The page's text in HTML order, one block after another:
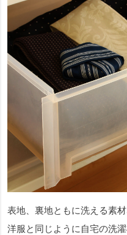
表地、裏地ともに洗える素
洋服と同じように自宅の洗